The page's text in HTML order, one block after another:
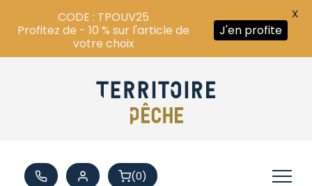
(0)
CODE : TPOUV25
Profitez de - 10 % sur l'article de
votre choix
J'en profite
X